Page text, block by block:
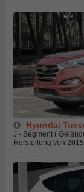
Hyundai
J - Segment (
Herstellung von